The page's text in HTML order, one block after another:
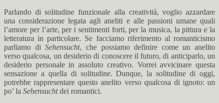
Parlando di solitudine funzionale alla creatività, voglio azzardare
una considerazione legata agli aneliti e alle passioni umane quali
l’amore per l’arte, per i sentimenti forti, per la musica, la pittura e la
letteratura in particolare. Se facciamo riferimento al romanticismo
parliamo diSehensucht, che possiamo definire come un anelito
verso qualcosa, un desiderio di conoscere il futuro, di anticiparlo, un
desiderio personale in assoluto creativo. Vorrei avvicinare questa
sensazione a quella di solitudine. Dunque, la solitudine di oggi,
potrebbe rappresentare questo anelito verso qualcosa di ignoto: un
po’ la Sehensuchtdei romantici.